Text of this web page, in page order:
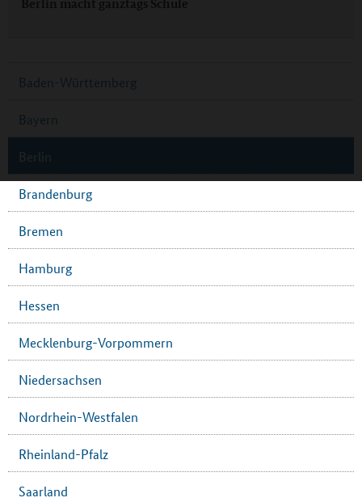
Berlin macht ganztags Schule
Baden-Württemberg
Bayern
Berlin
Brandenburg
Bremen
Hamburg
Hessen
Mecklenburg-Vorpommern
Niedersachsen
Nordrhein-Westfalen
Rheinland-Pfalz
Saarland